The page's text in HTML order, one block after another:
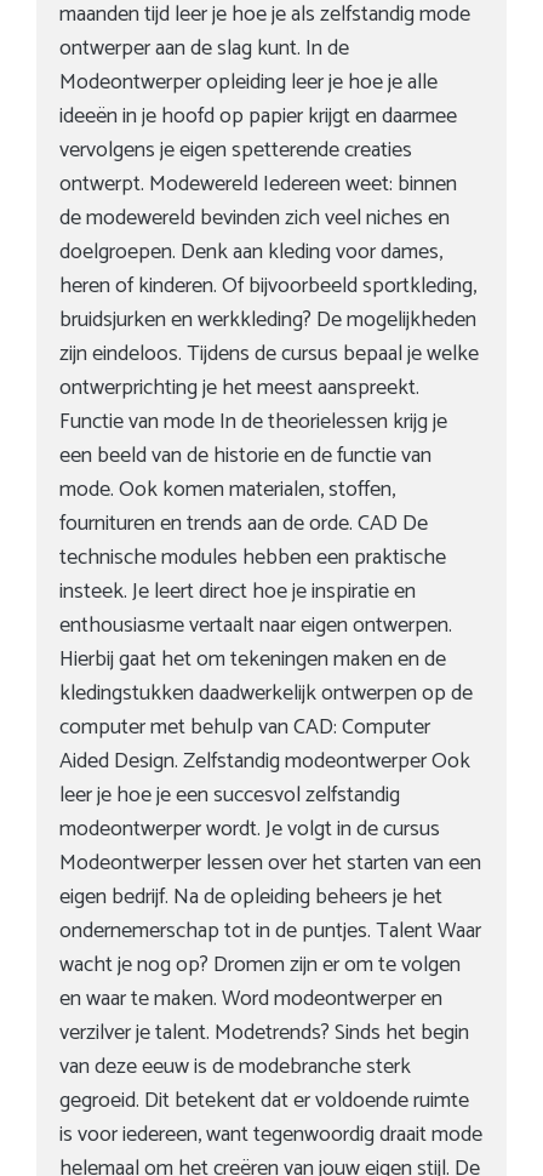
maanden tijd leer je hoe je als zelfstandig mode
ontwerper aan de slag kunt. In de
Modeontwerper opleiding leer je hoe je alle
ideeën in je hoofd op papier krijgt en daarmee
vervolgens je eigen spetterende creaties
ontwerpt. Modewereld Iedereen weet: binnen
de modewereld bevinden zich veel niches en
doelgroepen. Denk aan kleding voor dames,
heren of kinderen. Of bijvoorbeeld sportkleding,
bruidsjurken en werkkleding? De mogelijkheden
zijn eindeloos. Tijdens de cursus bepaal je welke
ontwerprichting je het meest aanspreekt.
Functie van mode In de theorielessen krijg je
een beeld van de historie en de functie van
mode. Ook komen materialen, stoffen,
fournituren en trends aan de orde. CAD De
technische modules hebben een praktische
insteek. Je leert direct hoe je inspiratie en
enthousiasme vertaalt naar eigen ontwerpen.
Hierbij gaat het om tekeningen maken en de
kledingstukken daadwerkelijk ontwerpen op de
computer met behulp van CAD: Computer
Aided Design. Zelfstandig modeontwerper Ook
leer je hoe je een succesvol zelfstandig
modeontwerper wordt. Je volgt in de cursus
Modeontwerper lessen over het starten van een
eigen bedrijf. Na de opleiding beheers je het
ondernemerschap tot in de puntjes. Talent Waar
wacht je nog op? Dromen zijn er om te volgen
en waar te maken. Word modeontwerper en
verzilver je talent. Modetrends? Sinds het begin
van deze eeuw is de modebranche sterk
gegroeid. Dit betekent dat er voldoende ruimte
is voor iedereen, want tegenwoordig draait mode
helemaal om het creëren van jouw eigen stijl. De